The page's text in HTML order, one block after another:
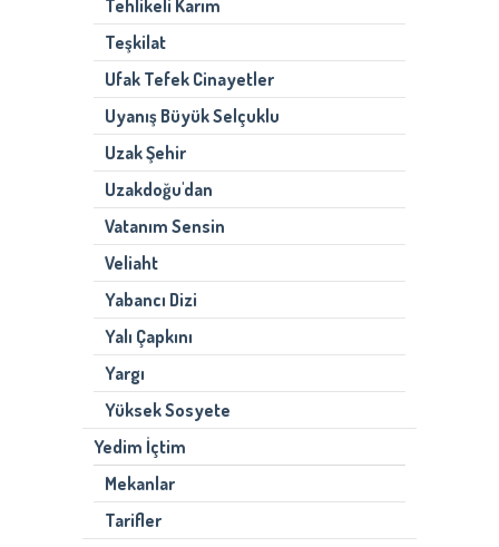
Tehlikeli Karım
Teşkilat
Ufak Tefek Cinayetler
Uyanış Büyük Selçuklu
Uzak Şehir
Uzakdoğu'dan
Vatanım Sensin
Veliaht
Yabancı Dizi
Yalı Çapkını
Yargı
Yüksek Sosyete
Yedim İçtim
Mekanlar
Tarifler